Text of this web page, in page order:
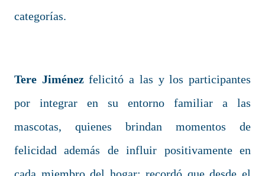
categorías.
Tere Jiménezfelicitó a las y los participantes
por integrar en su entorno familiar a las
mascotas, quienes brindan momentos de
felicidad además de influir positivamente en